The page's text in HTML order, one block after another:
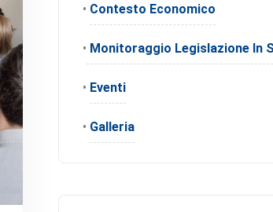
• Contesto Economico
• Monitoraggio Legislazione In
• Eventi
• Galleria